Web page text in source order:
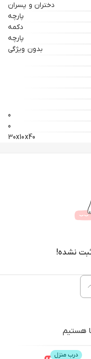
دختران و پسران
پارچه
دکمه
پارچه
بدون ویژگی
0
0
30x10x40
نشده!
هستیم